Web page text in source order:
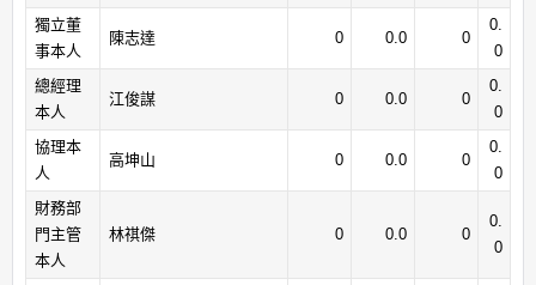
獨立董
事本人
陳志達 0 0.0 0
0.
0
總經理
本人
江俊謀 0 0.0 0
0.
0
協理本
人
高坤山 0 0.0 0
0.
0
財務部
門主管
本人
林祺傑 0 0.0 0
0.
0